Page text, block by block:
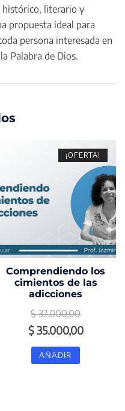
histórico, literario y
propuesta ideal para
persona interesada en
Palabra de Dios.
¡OFERTA!
Comprendiendo los
cimientos de las
adicciones
$37.000,00
El
precio
original
$35.000,00El
AÑADIR